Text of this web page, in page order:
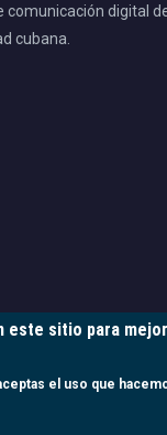
comunicación digital
cubana.
este sitio para
el uso que